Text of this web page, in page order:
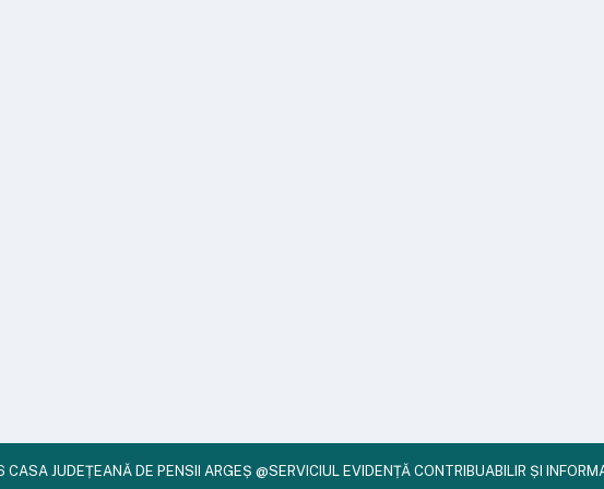
JUDEȚEANĂ DE PENSII ARGEȘ @SERVICIUL EVIDENȚĂ CONTRIBUABILIR ȘI